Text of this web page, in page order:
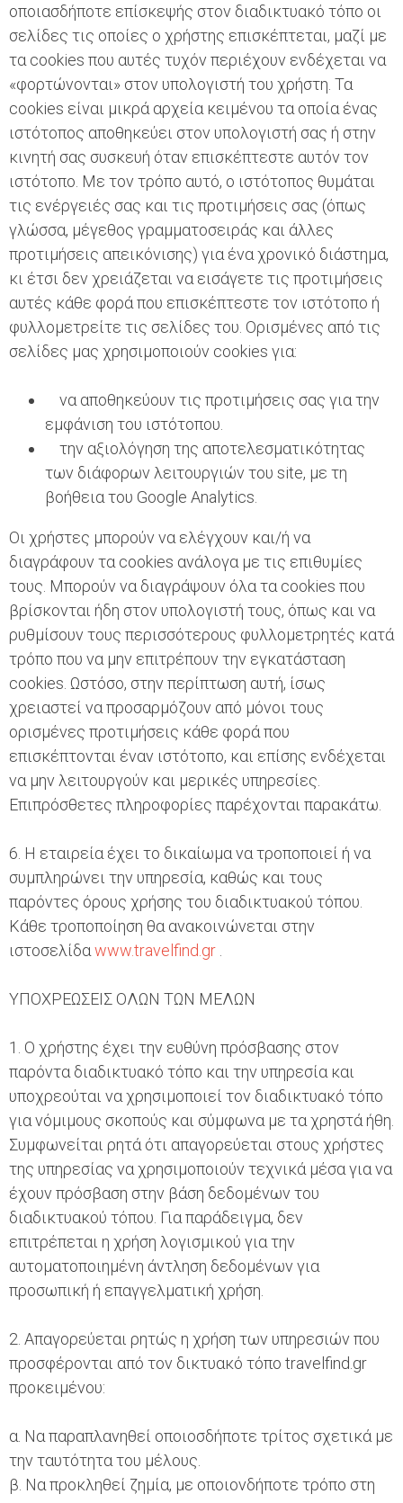
οποιασδήποτε επίσκεψής στον διαδικτυακό τόπο οι
σελίδες τις οποίες ο χρήστης επισκέπτεται, μαζί με
τα cookies που αυτές τυχόν περιέχουν ενδέχεται να
«φορτώνονται» στον υπολογιστή του χρήστη. Τα
cookies είναι μικρά αρχεία κειμένου τα οποία ένας
ιστότοπος αποθηκεύει στον υπολογιστή σας ή στην
κινητή σας συσκευή όταν επισκέπτεστε αυτόν τον
ιστότοπο. Με τον τρόπο αυτό, ο ιστότοπος θυμάται
τις ενέργειές σας και τις προτιμήσεις σας (όπως
γλώσσα, μέγεθος γραμματοσειράς και άλλες
προτιμήσεις απεικόνισης) για ένα χρονικό διάστημα,
κι έτσι δεν χρειάζεται να εισάγετε τις προτιμήσεις
αυτές κάθε φορά που επισκέπτεστε τον ιστότοπο ή
φυλλομετρείτε τις σελίδες του. Ορισμένες από τις
σελίδες μας χρησιμοποιούν cookies για:
να αποθηκεύουν τις προτιμήσεις σας για την
εμφάνιση του ιστότοπου.
την αξιολόγηση της αποτελεσματικότητας
των διάφορων λειτουργιών του site, με τη
βοήθεια του Google Analytics.
Οι χρήστες μπορούν να ελέγχουν και/ή να
διαγράφουν τα cookies ανάλογα με τις επιθυμίες
τους. Μπορούν να διαγράψουν όλα τα cookies που
βρίσκονται ήδη στον υπολογιστή τους, όπως και να
ρυθμίσουν τους περισσότερους φυλλομετρητές κατά
τρόπο που να μην επιτρέπουν την εγκατάσταση
cookies. Ωστόσο, στην περίπτωση αυτή, ίσως
χρειαστεί να προσαρμόζουν από μόνοι τους
ορισμένες προτιμήσεις κάθε φορά που
επισκέπτονται έναν ιστότοπο, και επίσης ενδέχεται
να μην λειτουργούν και μερικές υπηρεσίες.
Επιπρόσθετες πληροφορίες παρέχονται παρακάτω.
6. Η εταιρεία έχει το δικαίωμα να τροποποιεί ή να
συμπληρώνει την υπηρεσία, καθώς και τους
παρόντες όρους χρήσης του διαδικτυακού τόπου.
Κάθε τροποποίηση θα ανακοινώνεται στην
ιστοσελίδαwww.travelfind.gr
ΥΠΟΧΡΕΩΣΕΙΣ ΟΛΩΝ ΤΩΝ ΜΕΛΩΝ
1. Ο χρήστης έχει την ευθύνη πρόσβασης στον
παρόντα διαδικτυακό τόπο και την υπηρεσία και
υποχρεούται να χρησιμοποιεί τον διαδικτυακό τόπο
για νόμιμους σκοπούς και σύμφωνα με τα χρηστά ήθη.
Συμφωνείται ρητά ότι απαγορεύεται στους χρήστες
της υπηρεσίας να χρησιμοποιούν τεχνικά μέσα για να
έχουν πρόσβαση στην βάση δεδομένων του
διαδικτυακού τόπου. Για παράδειγμα, δεν
επιτρέπεται η χρήση λογισμικού για την
αυτοματοποιημένη άντληση δεδομένων για
προσωπική ή επαγγελματική χρήση.
2. Απαγορεύεται ρητώς η χρήση των υπηρεσιών που
προσφέρονται από τον δικτυακό τόπο travelfind.gr
προκειμένου:
α. Να παραπλανηθεί οποιοσδήποτε τρίτος σχετικά με
την ταυτότητα του μέλους.
β. Να προκληθεί ζημία, με οποιονδήποτε τρόπο στη